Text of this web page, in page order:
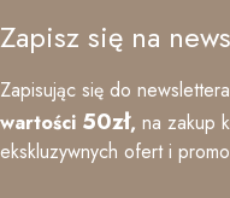
Zapisz się na
Zapisując się do
wartości 50zł, na zakup
ekskluzywnych ofert i